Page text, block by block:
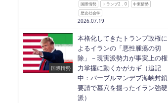
国際情勢 トランプ2．0
中東情勢
歴史社会学
2026.07.19
国際情勢
本格化してきたトランプ政権に
よるイランの「悪性腫瘍の切
除」－現実派勢力が事実上の権
力掌握に動くかがカギ（追記
中：バーブルマンデブ海峡封鎖
要請で墓穴を掘ったイラン強硬
派）